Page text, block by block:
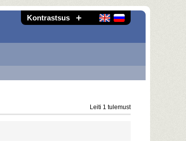
Kontrastsus
Leiti 1 tulemust